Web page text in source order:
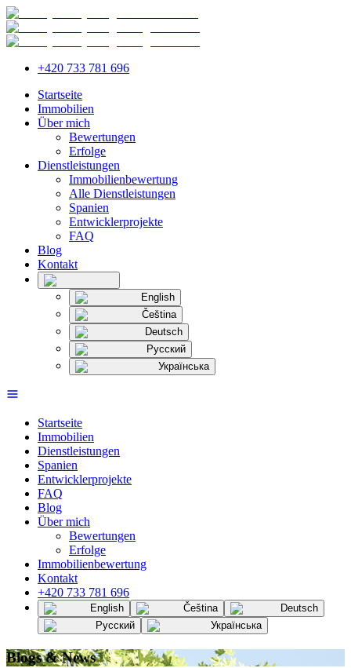
+420 733 781 696
Startseite
Immobilien
Über mich
Bewertungen
Erfolge
Dienstleistungen
Immobilienbewertung
Alle Dienstleistungen
Spanien
Entwicklerprojekte
FAQ
Blog
Kontakt
English
Čeština
Deutsch
Русский
Українська
Startseite
Immobilien
Dienstleistungen
Spanien
Entwicklerprojekte
FAQ
Blog
Über mich
Bewertungen
Erfolge
Immobilienbewertung
Kontakt
+420 733 781 696
English Čeština
Deutsch
Русский
Українська
Blogs & News